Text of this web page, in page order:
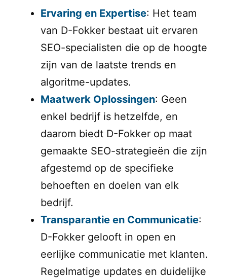
Ervaring en Expertise: Het team
van D-Fokker bestaat uit ervaren
SEO-specialisten die op de hoogte
zijn van de laatste trends en
algoritme-updates.
Maatwerk Oplossingen: Geen
enkel bedrijf is hetzelfde, en
daarom biedt D-Fokker op maat
gemaakte SEO-strategieën die zijn
afgestemd op de specifieke
behoeften en doelen van elk
bedrijf.
Transparantie en Communicatie:
D-Fokker gelooft in open en
eerlijke communicatie met klanten.
Regelmatige updates en duidelijke